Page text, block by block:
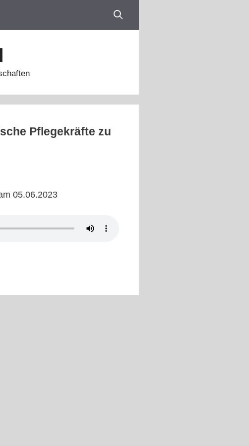
Pflegekräfte zu
05.06.2023